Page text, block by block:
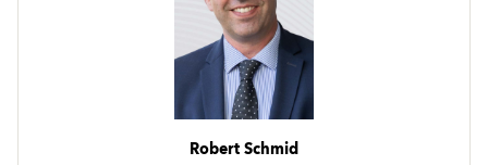
Robert Schmid